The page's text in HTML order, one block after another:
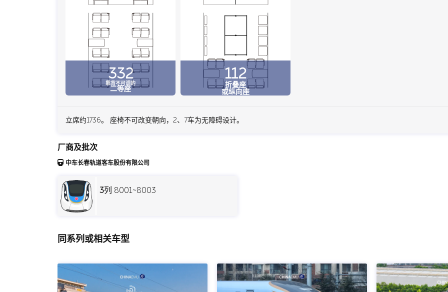
332
靠背不可调的
二等座
112
折叠座
或纵向座
立席约1736。 座椅不可改变朝向，2、7车为无障碍设计。
厂商及批次
中车长春轨道客车股份有限公司
3列 8001~8003
同系列或相关车型